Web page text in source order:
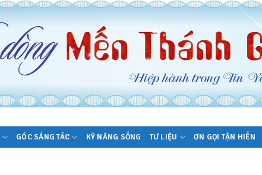
GÓC SÁNG TÁC KỸ NĂNG SỐNG TƯ LIỆU ƠN GỌI TẬN HIẾN